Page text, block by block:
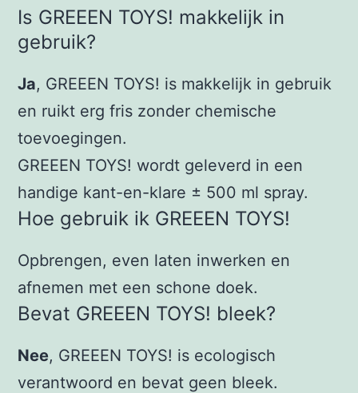
Is GREEEN TOYS! makkelijk in
gebruik?
Ja, GREEEN TOYS! is makkelijk in gebruik
en ruikt erg fris zonder chemische
toevoegingen.
GREEEN TOYS! wordt geleverd in een
handige kant-en-klare ± 500 ml spray.
Hoe gebruik ik GREEEN TOYS!
Opbrengen, even laten inwerken en
afnemen met een schone doek.
Bevat GREEEN TOYS! bleek?
Nee, GREEEN TOYS! is ecologisch
verantwoord en bevat geen bleek.